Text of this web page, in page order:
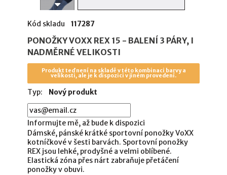
Kód skladu 117287
PONOŽKY VOXX REX 15 - BALENÍ 3 PÁRY, I
NADMĚRNÉ VELIKOSTI
Produkt teď není na skladě v této kombinaci barvy a
velikosti, ale je k dispozici v jiném provedení.
Typ: Nový produkt
Informujte mě, až bude k dispozici
Dámské, pánské krátké sportovní ponožky VoXX
kotníčkové v šesti barvách. Sportovní ponožky
REX jsou lehké, prodyšné a velmi oblíbené.
Elastická zóna přes nárt zabraňuje přetáčení
ponožky v obuvi.